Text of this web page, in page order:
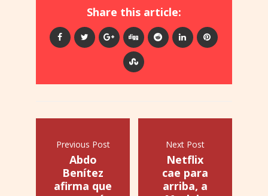
Share this article:
Previous Post
Abdo
Benítez
afirma que
Next Post
Netflix
cae para
arriba, a